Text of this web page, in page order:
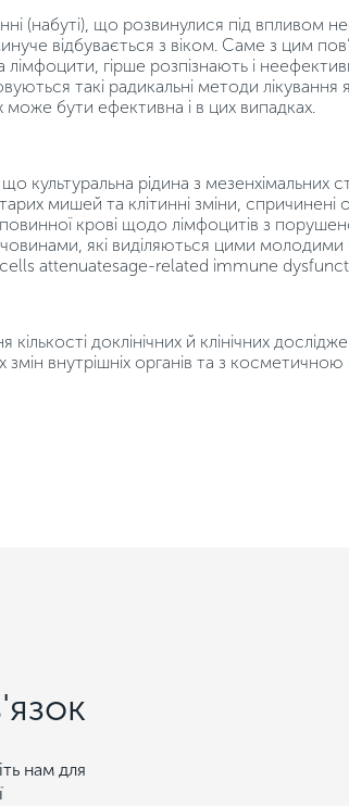
(набуті), що розвинулися під впливом
відбувається з віком. Саме з цим
лімфоцити, гірше розпізнають і
такі радикальні методи
бути ефективна і в цих випадках.
культуральна рідина з мезенхімальних
мишей та клітинні зміни,
крові щодо лімфоцитів з
які виділяються цими
attenuatesage-related immune
доклінічних й клінічних
змін внутрішніх органів та з
нам для